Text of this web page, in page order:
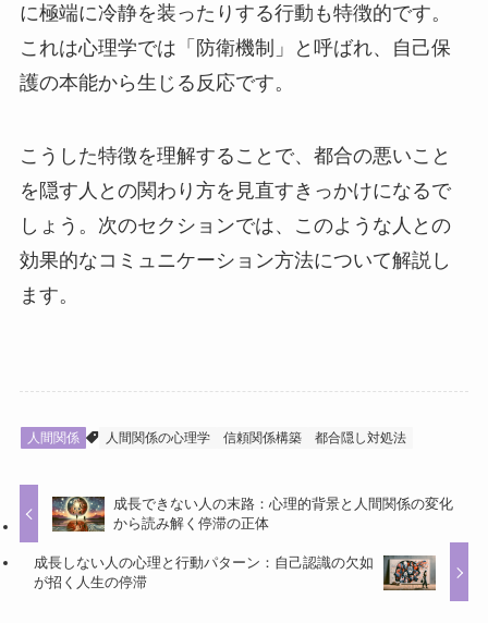
に極端に冷静を装ったりする行動も特徴的です。
これは心理学では「防衛機制」と呼ばれ、自己保
護の本能から生じる反応です。
こうした特徴を理解することで、都合の悪いこと
を隠す人との関わり方を見直すきっかけになるで
しょう。次のセクションでは、このような人との
効果的なコミュニケーション方法について解説し
ます。
人間関係 人間関係の心理学 信頼関係構築 都合隠し対処法
成長できない人の末路：心理的背景と人間関係の変化
から読み解く停滞の正体
成長しない人の心理と行動パターン：自己認識の欠如
が招く人生の停滞